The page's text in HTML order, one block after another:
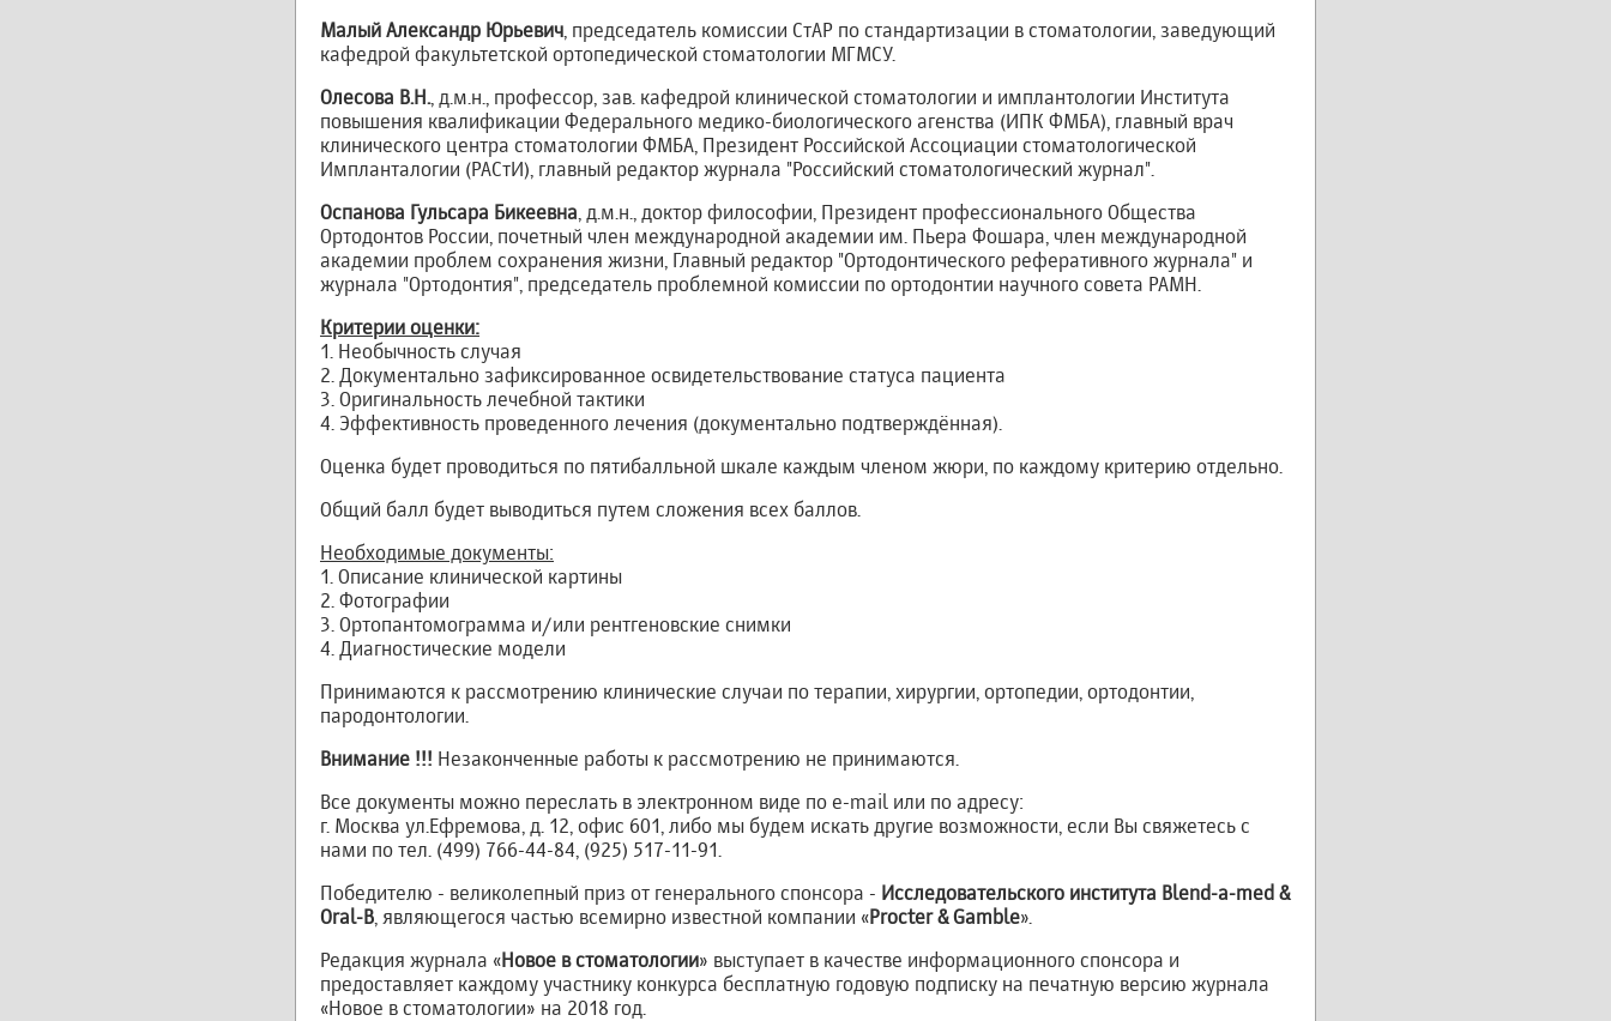
Малый Александр Юрьевич, председатель комиссии СтАР по стандартизации в стоматологии, заведующий
кафедрой факультетской ортопедической стоматологии МГМСУ.
Олесова В.Н., д.м.н., профессор, зав. кафедрой клинической стоматологии и имплантологии Института
повышения квалификации Федерального медико-биологического агенства (ИПК ФМБА), главный врач
клинического центра стоматологии ФМБА, Президент Российской Ассоциации стоматологической
Импланталогии (РАСтИ), главный редактор журнала "Российский стоматологический журнал".
Оспанова Гульсара Бикеевна, д.м.н., доктор философии, Президент профессионального Общества
Ортодонтов России, почетный член международной академии им. Пьера Фошара, член международной
академии проблем сохранения жизни, Главный редактор "Ортодонтического реферативного журнала" и
журнала "Ортодонтия", председатель проблемной комиссии по ортодонтии научного совета РАМН.
Критерии оценки:
1. Необычность случая
2. Документально зафиксированное освидетельствование статуса пациента
3. Оригинальность лечебной тактики
4. Эффективность проведенного лечения (документально подтверждённая).
Оценка будет проводиться по пятибалльной шкале каждым членом жюри, по каждому критерию отдельно.
Общий балл будет выводиться путем сложения всех баллов.
Необходимые документы:
1. Описание клинической картины
2. Фотографии
3. Ортопантомограмма и/или рентгеновские снимки
4. Диагностические модели
Принимаются к рассмотрению клинические случаи по терапии, хирургии, ортопедии, ортодонтии,
пародонтологии.
Внимание !!! Незаконченные работы к рассмотрению не принимаются.
Все документы можно переслать в электронном виде по e-mail или по адресу:
г. Москва ул.Ефремова, д. 12, офис 601, либо мы будем искать другие возможности, если Вы свяжетесь с
нами по тел. (499) 766-44-84, (925) 517-11-91.
Победителю - великолепный приз от генерального спонсора - Исследовательского института Blend-a-med &
Oral-B, являющегося частью всемирно известной компании «Procter & Gamble».
Редакция журнала «Новое в стоматологии» выступает в качестве информационного спонсора и
предоставляет каждому участнику конкурса бесплатную годовую подписку на печатную версию журнала
«Новое в стоматологии» на 2018 год.